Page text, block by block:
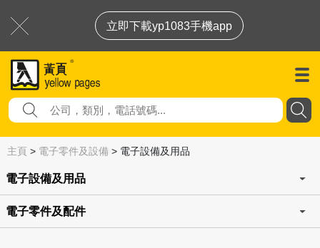
立即下載yp1083手機app
主頁 > 電子零件及設備 > 電子設備及用品
電子設備及用品
電子零件及配件